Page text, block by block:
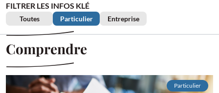
FILTRER LES INFOS KLÉ
Toutes Particulier Entreprise
Comprendre
Particulier